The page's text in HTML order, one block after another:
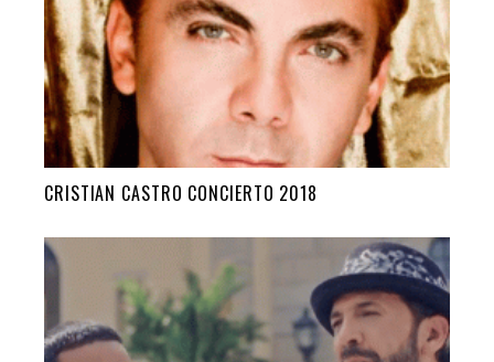
CRISTIAN CASTRO CONCIERTO 2018